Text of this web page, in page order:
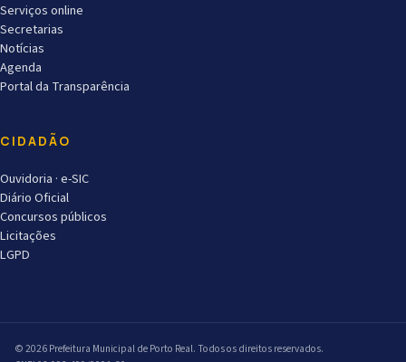
Serviços online
Secretarias
Notícias
Agenda
Portal da Transparência
CIDADÃO
Ouvidoria · e-SIC
Diário Oficial
Concursos públicos
Licitações
LGPD
© 2026 Prefeitura Municipal de Porto Real. Todos os direitos reservados.